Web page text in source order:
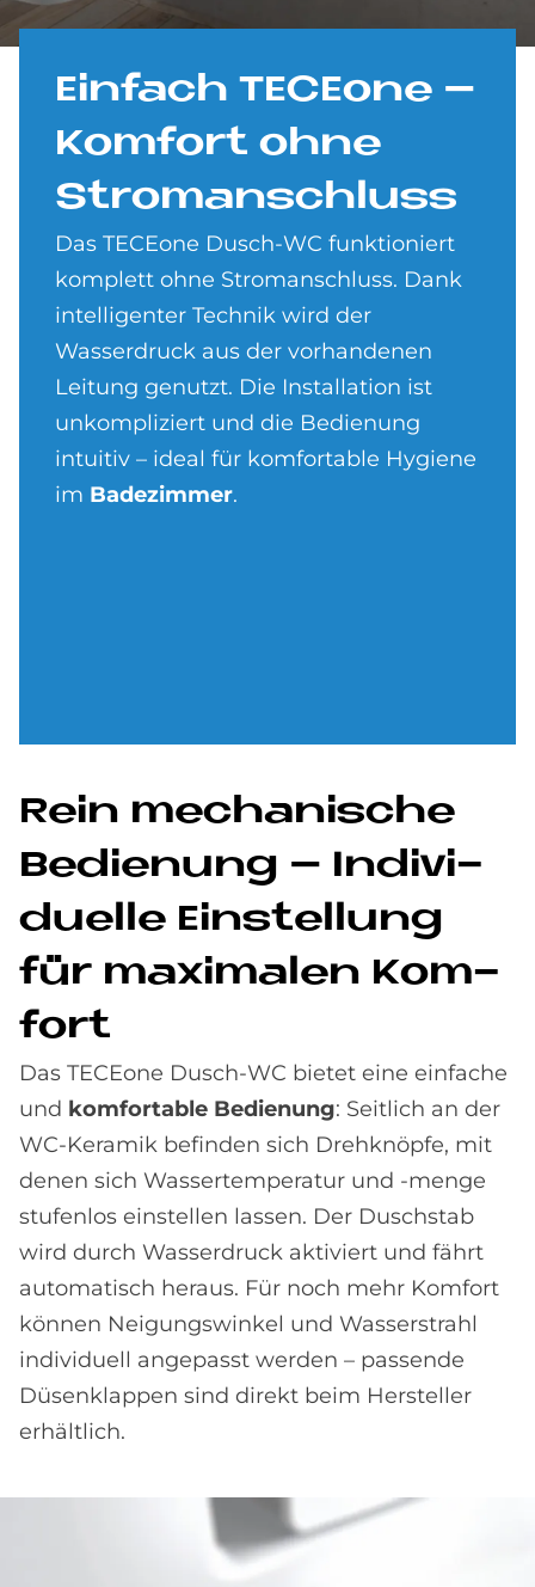
Ein­fach TE­CE­o­ne –
Kom­fort ohne
Strom­an­schluss
Das TECEone Dusch-WC funktioniert
komplett ohne Stromanschluss. Dank
intelligenter Technik wird der
Wasserdruck aus der vorhandenen
Leitung genutzt. Die Installation ist
unkompliziert und die Bedienung
intuitiv – ideal für komfortable Hygiene
im Badezimmer.
Rein me­cha­ni­sche
Be­die­n­ung – In­di­vi­
du­el­le Ein­stel­lung
für ma­xi­ma­len Kom­
fort
Das TECEone Dusch-WC bietet eine einfache
und komfortable Bedienung: Seitlich an der
WC-Keramik befinden sich Drehknöpfe, mit
denen sich Wassertemperatur und -menge
stufenlos einstellen lassen. Der Duschstab
wird durch Wasserdruck aktiviert und fährt
automatisch heraus. Für noch mehr Komfort
können Neigungswinkel und Wasserstrahl
individuell angepasst werden – passende
Düsenklappen sind direkt beim Hersteller
erhältlich.